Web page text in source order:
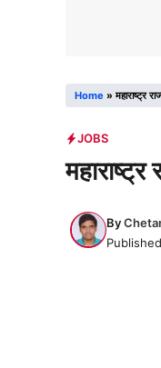
Home »महाराष्ट्र
JOBS
By